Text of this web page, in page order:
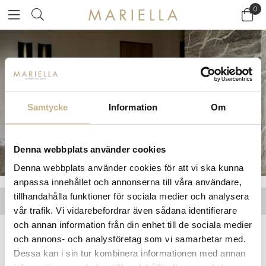
Samtycke Information Om
Denna webbplats använder cookies
Denna webbplats använder cookies för att vi ska kunna
anpassa innehållet och annonserna till våra användare,
tillhandahålla funktioner för sociala medier och analysera
vår trafik. Vi vidarebefordrar även sådana identifierare
och annan information från din enhet till de sociala medier
och annons- och analysföretag som vi samarbetar med.
Dessa kan i sin tur kombinera informationen med annan
0
Mariella Studio
INREDNINGSPROJEKT TJÄNSTER KONTAKT